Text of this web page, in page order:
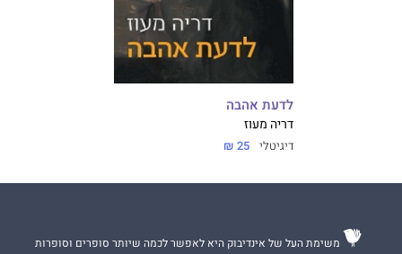
לדעת אהבה
דריה מעוז
דיגיטלי 25 ₪
משימת העל של אינדיבוק היא לאפשר לכמה שיותר סופרים וסופרות